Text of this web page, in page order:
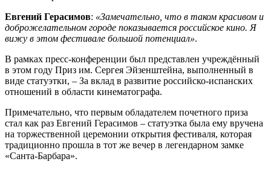
Евгений Герасимов: «Замечательно, что в таком красивом и
доброжелательном городе показывается российское кино. Я
вижу в этом фестивале большой потенциал».
В рамках пресс-конференции был представлен учреждённый
в этом году Приз им. Сергея Эйзенштейна, выполненный в
виде статуэтки, – За вклад в развитие российско-испанских
отношений в области кинематографа.
Примечательно, что первым обладателем почетного приза
стал как раз Евгений Герасимов – статуэтка была ему вручена
на торжественной церемонии открытия фестиваля, которая
традиционно прошла в тот же вечер в легендарном замке
«Санта-Барбара».